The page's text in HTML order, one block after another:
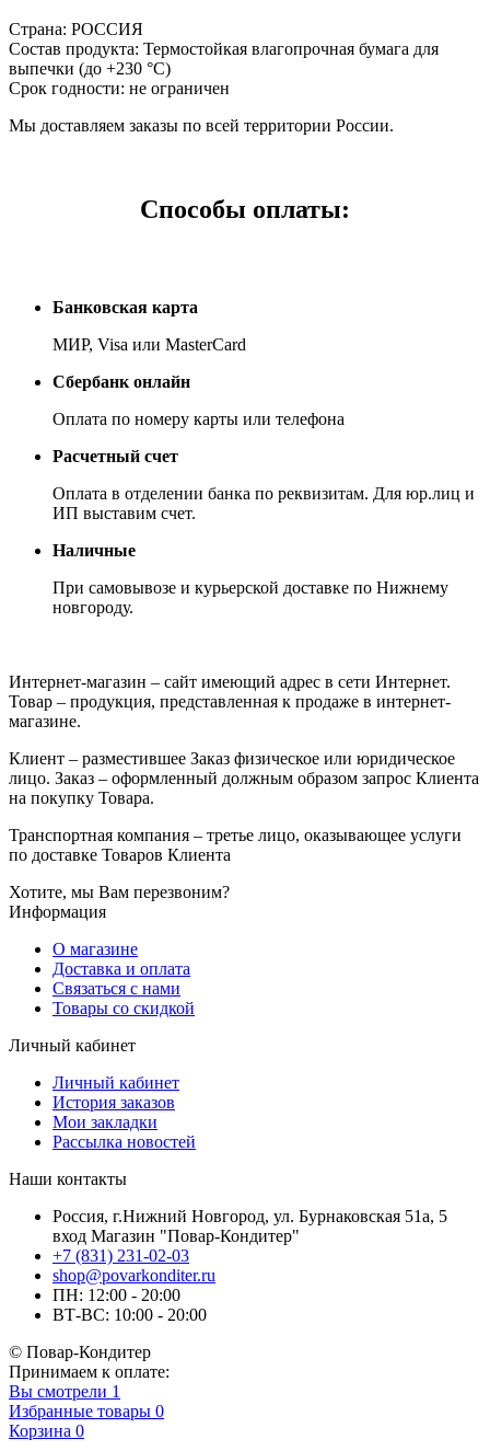
Страна: РОССИЯ
Состав продукта: Термостойкая влагопрочная бумага для
выпечки (до +230 °С)
Срок годности: не ограничен
Мы доставляем заказы по всей территории России.
Способы оплаты:
Банковская карта
МИР, Visa или MasterCard
Сбербанк онлайн
Оплата по номеру карты или телефона
Расчетный счет
Оплата в отделении банка по реквизитам. Для юр.лиц и
ИП выставим счет.
Наличные
При самовывозе и курьерской доставке по Нижнему
новгороду.
Интернет-магазин – сайт имеющий адрес в сети Интернет.
Товар – продукция, представленная к продаже в интернет-
магазине.
Клиент – разместившее Заказ физическое или юридическое
лицо. Заказ – оформленный должным образом запрос Клиента
на покупку Товара.
Транспортная компания – третье лицо, оказывающее услуги
по доставке Товаров Клиента
Хотите, мы Вам перезвоним?
Информация
О магазине
Доставка и оплата
Связаться с нами
Товары со скидкой
Личный кабинет
Личный кабинет
История заказов
Мои закладки
Рассылка новостей
Наши контакты
Россия, г.Нижний Новгород, ул. Бурнаковская 51а, 5
вход Магазин "Повар-Кондитер"
+7 (831) 231-02-03
shop@povarkonditer.ru
ПН: 12:00 - 20:00
ВТ-ВС: 10:00 - 20:00
© Повар-Кондитер
Принимаем к оплате:
Вы смотрели 1
Избранные товары 0
Корзина 0